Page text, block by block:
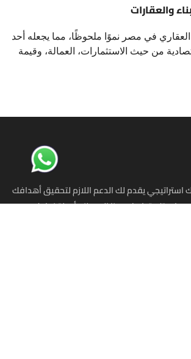
والعقارات
في مصر نموًا ملحوظًا، مما يجعله أحد
من حيث الاستثمارات، العمالة، وقيمة
يقدم لك الدعم اللازم لتحقيق أهدافك
تواصل معنا اليوم لنبدأ رحلة نجاحك